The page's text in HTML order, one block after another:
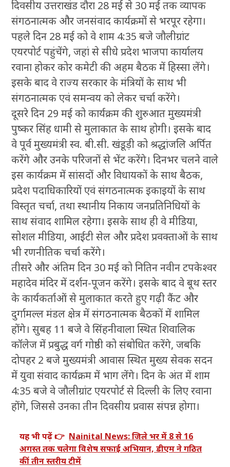
दिवसीय उत्तराखंड दौरा 28 मई से 30 मई तक व्यापक
संगठनात्मक और जनसंवाद कार्यक्रमों से भरपूर रहेगा।
पहले दिन 28 मई को वे शाम 4:35 बजे जौलीग्रांट
एयरपोर्ट पहुंचेंगे, जहां से सीधे प्रदेश भाजपा कार्यालय
रवाना होकर कोर कमेटी की अहम बैठक में हिस्सा लेंगे।
इसके बाद वे राज्य सरकार के मंत्रियों के साथ भी
संगठनात्मक एवं समन्वय को लेकर चर्चा करेंगे।
दूसरे दिन 29 मई को कार्यक्रम की शुरुआत मुख्यमंत्री
पुष्कर सिंह धामी से मुलाकात के साथ होगी। इसके बाद
वे पूर्व मुख्यमंत्री स्व. बी.सी. खंडूड़ी को श्रद्धांजलि अर्पित
करेंगे और उनके परिजनों से भेंट करेंगे। दिनभर चलने वाले
इस कार्यक्रम में सांसदों और विधायकों के साथ बैठक,
प्रदेश पदाधिकारियों एवं संगठनात्मक इकाइयों के साथ
विस्तृत चर्चा, तथा स्थानीय निकाय जनप्रतिनिधियों के
साथ संवाद शामिल रहेगा। इसके साथ ही वे मीडिया,
सोशल मीडिया, आईटी सेल और प्रदेश प्रवक्ताओं के साथ
भी रणनीतिक चर्चा करेंगे।
तीसरे और अंतिम दिन 30 मई को नितिन नवीन टपकेश्वर
महादेव मंदिर में दर्शन-पूजन करेंगे। इसके बाद वे बूथ स्तर
के कार्यकर्ताओं से मुलाकात करते हुए गढ़ी कैंट और
दुर्गामल्ल मंडल क्षेत्र में संगठनात्मक बैठकों में शामिल
होंगे। सुबह 11 बजे वे सिंहनीवाला स्थित शिवालिक
कॉलेज में प्रबुद्ध वर्ग गोष्ठी को संबोधित करेंगे, जबकि
दोपहर 2 बजे मुख्यमंत्री आवास स्थित मुख्य सेवक सदन
में युवा संवाद कार्यक्रम में भाग लेंगे। दिन के अंत में शाम
4:35 बजे वे जौलीग्रांट एयरपोर्ट से दिल्ली के लिए रवाना
होंगे, जिससे उनका तीन दिवसीय प्रवास संपन्न होगा।
यह भी पढ़ें 👉 Nainital News: जिले भर में 8 से 16
अगस्त तक चलेगा विशेष सफाई अभियान, डीएम ने गठित
कीं तीन स्तरीय टीमें